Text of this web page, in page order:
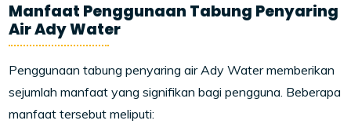
Manfaat Penggunaan Tabung Penyaring
Air Ady Water
Penggunaan tabung penyaring air Ady Water memberikan
sejumlah manfaat yang signifikan bagi pengguna. Beberapa
manfaat tersebut meliputi: